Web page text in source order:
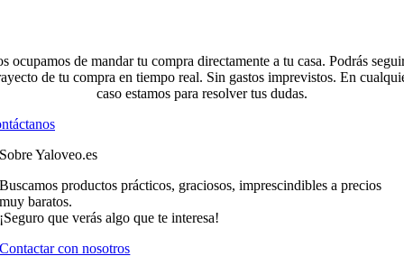
ocupamos de mandar tu compra directamente a tu casa. Podrás
de tu compra en tiempo real. Sin gastos imprevistos. En
caso estamos para resolver tus dudas.
Sobre Yaloveo.es
Buscamos productos prácticos, graciosos, imprescindibles a precios
muy baratos.
¡Seguro que verás algo que te interesa!
Contactar con nosotros